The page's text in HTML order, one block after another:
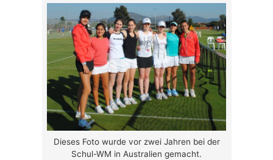
Dieses Foto wurde vor zwei Jahren bei der
Schul-WM in Australien gemacht.